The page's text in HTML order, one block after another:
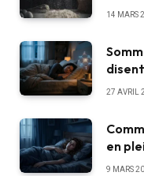
14 MARS
27 AVRIL
en
9 MARS